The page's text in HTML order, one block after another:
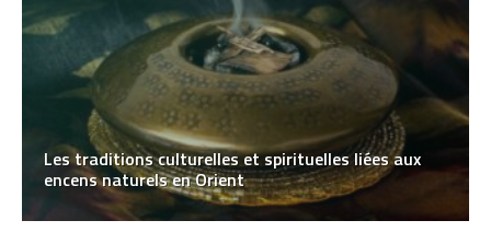
Les traditions culturelles et spirituelles liées aux
encens naturels en Orient